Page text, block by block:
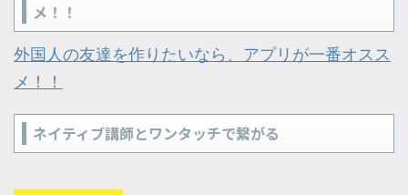
メ！！
外国人の友達を作りたいなら、アプリが一番オスス
メ！！
ネイティブ講師とワンタッチで繋がる